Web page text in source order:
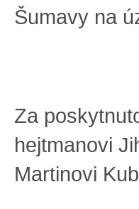
Šumavy na
Za
hejtmanovi
Martinovi